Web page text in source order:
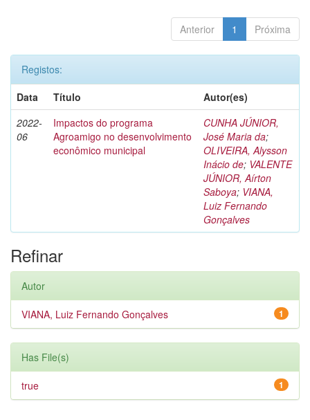
Anterior 1 Próxima
Registos:
Data
Título
Autor(es)
2022-
06
Impactos do programa
Agroamigo no desenvolvimento
econômico municipal
CUNHA JÚNIOR,
José Maria da;
OLIVEIRA, Alysson
Inácio de; VALENTE
JÚNIOR, Aírton
Saboya; VIANA,
Luiz Fernando
Gonçalves
Refinar
Autor
1
VIANA, Luiz Fernando Gonçalves
Has File(s)
1
true